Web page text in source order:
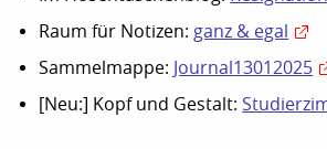
Raum für Notizen: ganz & egal
Sammelmappe: Journal13012025
[Neu:] Kopf und Gestalt: